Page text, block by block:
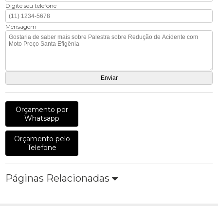
Digite seu telefone
Mensagem
Orçamento por
Whatsapp
Orçamento pelo
Telefone
Páginas Relacionadas